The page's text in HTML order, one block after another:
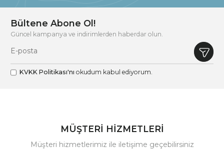
Bültene Abone Ol!
Güncel kampanya ve indirimlerden haberdar olun.
KVKK Politikası'nı okudum kabul ediyorum.
MÜŞTERİ HİZMETLERİ
Müşteri hizmetlerimiz ile iletişime geçebilirsiniz